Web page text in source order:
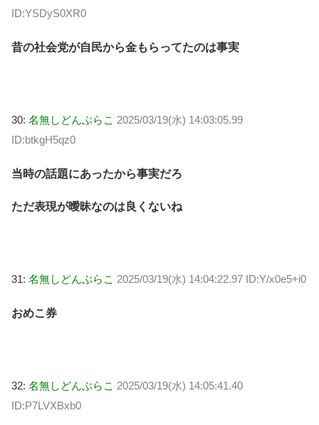
ID:YSDyS0XR0
昔の社会党が自民から金もらってたのは事実
30: 名無しどんぶらこ 2025/03/19(水) 14:03:05.99
ID:btkgH5qz0
当時の話題にあったから事実だろ
ただ表現が曖昧なのは良くないね
31: 名無しどんぶらこ 2025/03/19(水) 14:04:22.97 ID:Y/x0e5+i0
おめこ券
32: 名無しどんぶらこ 2025/03/19(水) 14:05:41.40
ID:P7LVXBxb0